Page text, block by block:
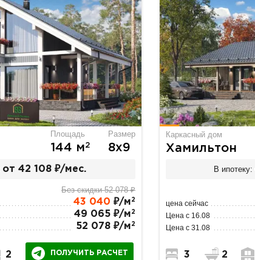
Площадь
144 м2
Размер
8х9
от 42 108 ₽/мес.
Без скидки 52 078 ₽
43 040 ₽/м 2
49 065 ₽/м 2
52 078 ₽/м 2
2 ПОЛУЧИТЬ РАСЧЕТ
Каркасный дом
Хамильтон
В ипотеку:
цена сейчас
Цена с 16.08
Цена с 31.08
3 2